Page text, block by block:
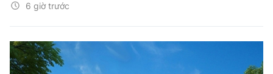
6 giờ trước